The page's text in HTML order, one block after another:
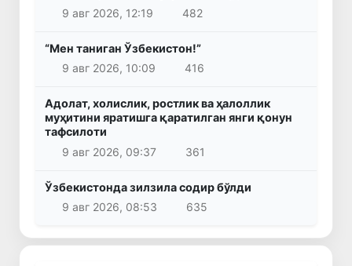
9 авг 2026, 12:19
482
“Мен таниган Ўзбекистон!”
9 авг 2026, 10:09
416
Адолат, холислик, ростлик ва ҳалоллик
муҳитини яратишга қаратилган янги қонун
тафсилоти
9 авг 2026, 09:37
361
Ўзбекистонда зилзила содир бўлди
9 авг 2026, 08:53
635